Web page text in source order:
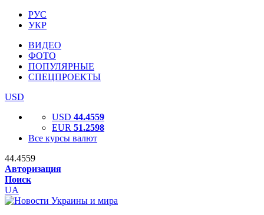
РУС
УКР
ВИДЕО
ФОТО
ПОПУЛЯРНЫЕ
СПЕЦПРОЕКТЫ
USD
USD 44.4559
EUR 51.2598
Все курсы валют
44.4559
Авторизация
Поиск
UA